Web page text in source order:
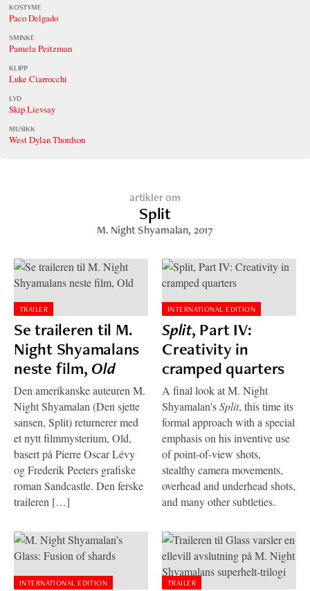
KOSTYME
Paco Delgado
SMINKE
Pamela Peitzman
KLIPP
Luke Ciarrocchi
LYD
Skip Lievsay
MUSIKK
West Dylan Thordson
artikler om
Split
M. Night Shyamalan, 2017
TRAILER
Se traileren til M.
Night Shyamalans
neste film, Old
Den amerikanske auteuren M.
Night Shyamalan (Den sjette
sansen, Split) returnerer med
et nytt filmmysterium, Old,
basert på Pierre Oscar Lévy
og Frederik Peeters grafiske
roman Sandcastle. Den ferske
traileren […]
INTERNATIONAL EDITION
Split, Part IV:
Creativity in
cramped quarters
A final look at M. Night
Shyamalan'sSplit, this time its
formal approach with a special
emphasis on his inventive use
of point-of-view shots,
stealthy camera movements,
overhead and underhead shots,
and many other subtleties.
INTERNATIONAL EDITION TRAILER